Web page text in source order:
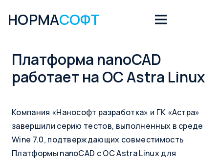
НОРМАСОФТ
Платформа nanoCAD
работает на ОС Astra Linux
Компания «Нанософт разработка» и ГК «Астра»
завершили серию тестов, выполненных в среде
Wine 7.0, подтверждающих совместимость
Платформы nanoCAD с ОС Astra Linux для